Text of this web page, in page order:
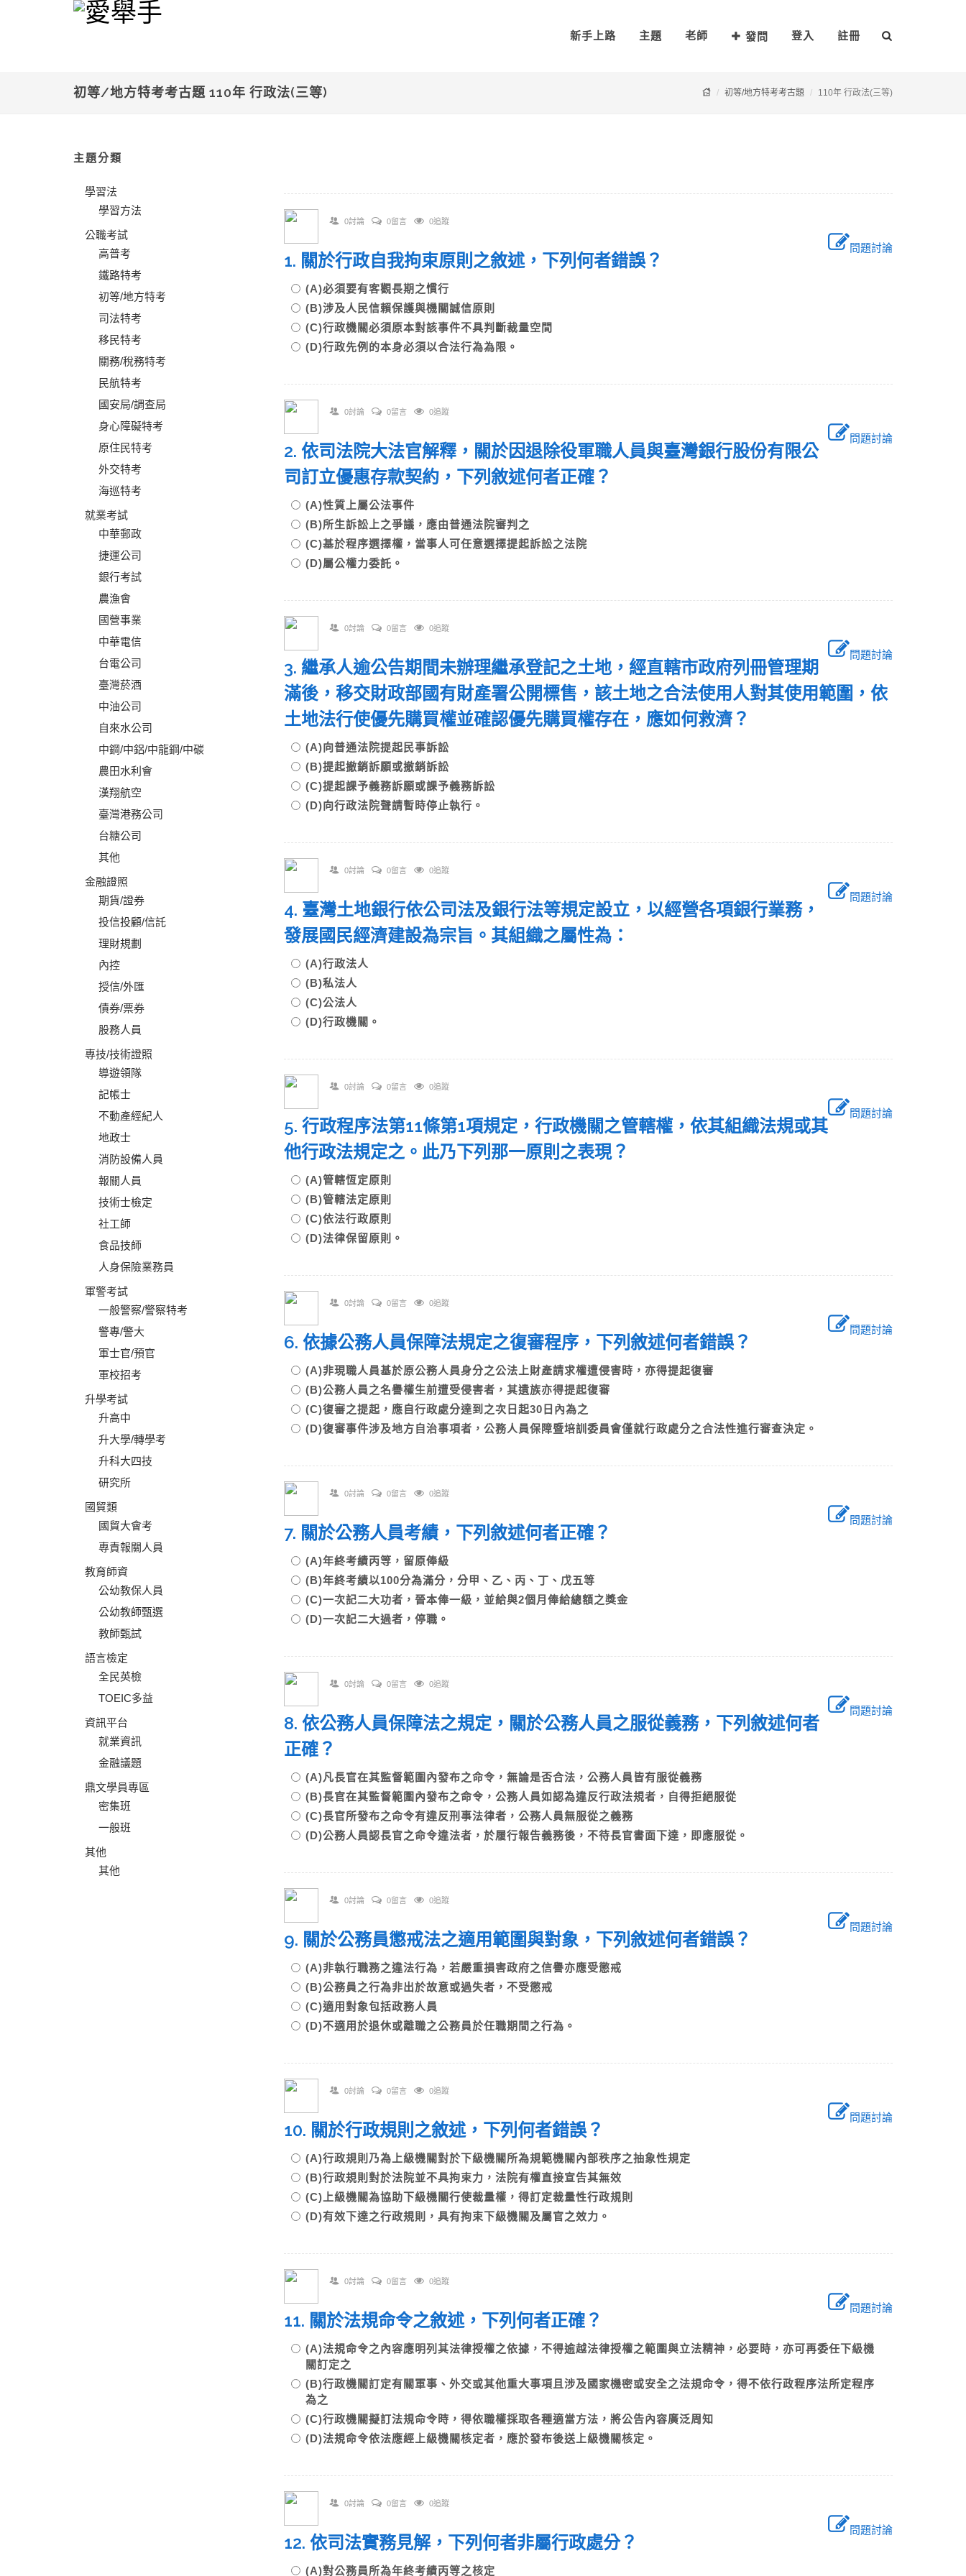
新手上路 主題 老師 發問 登入 註冊
初等/地方特考考古題 110年 行政法(三等) 初等/地方特考考古題 110年 行政法(三等)
主題分類
學習法
學習方法
公職考試
高普考
鐵路特考
初等/地方特考
司法特考
移民特考
關務/稅務特考
民航特考
國安局/調查局
身心障礙特考
原住民特考
外交特考
海巡特考
就業考試
中華郵政
捷運公司
銀行考試
農漁會
國營事業
中華電信
台電公司
臺灣菸酒
中油公司
自來水公司
中鋼/中鋁/中龍鋼/中碳
農田水利會
漢翔航空
臺灣港務公司
台糖公司
其他
金融證照
期貨/證券
投信投顧/信託
理財規劃
內控
授信/外匯
債券/票券
股務人員
專技/技術證照
導遊領隊
記帳士
不動產經紀人
地政士
消防設備人員
報關人員
技術士檢定
社工師
食品技師
人身保險業務員
軍警考試
一般警察/警察特考
警專/警大
軍士官/預官
軍校招考
升學考試
升高中
升大學/轉學考
升科大四技
研究所
國貿類
國貿大會考
專責報關人員
教育師資
公幼教保人員
公幼教師甄選
教師甄試
語言檢定
全民英檢
TOEIC多益
資訊平台
就業資訊
金融議題
鼎文學員專區
密集班
一般班
其他
其他
0討論 0留言 0追蹤
問題討論
1. 關於行政自我拘束原則之敘述，下列何者錯誤？
(A)必須要有客觀長期之慣行
(B)涉及人民信賴保護與機關誠信原則
(C)行政機關必須原本對該事件不具判斷裁量空間
(D)行政先例的本身必須以合法行為為限。
0討論 0留言 0追蹤
問題討論
2. 依司法院大法官解釋，關於因退除役軍職人員與臺灣銀行股份有限公
司訂立優惠存款契約，下列敘述何者正確？
(A)性質上屬公法事件
(B)所生訴訟上之爭議，應由普通法院審判之
(C)基於程序選擇權，當事人可任意選擇提起訴訟之法院
(D)屬公權力委託。
0討論 0留言 0追蹤
問題討論
3. 繼承人逾公告期間未辦理繼承登記之土地，經直轄市政府列冊管理期
滿後，移交財政部國有財產署公開標售，該土地之合法使用人對其使用範圍，依
土地法行使優先購買權並確認優先購買權存在，應如何救濟？
(A)向普通法院提起民事訴訟
(B)提起撤銷訴願或撤銷訴訟
(C)提起課予義務訴願或課予義務訴訟
(D)向行政法院聲請暫時停止執行。
0討論 0留言 0追蹤
問題討論
4. 臺灣土地銀行依公司法及銀行法等規定設立，以經營各項銀行業務，
發展國民經濟建設為宗旨。其組織之屬性為：
(A)行政法人
(B)私法人
(C)公法人
(D)行政機關。
0討論 0留言 0追蹤
問題討論
5. 行政程序法第11條第1項規定，行政機關之管轄權，依其組織法規或其
他行政法規定之。此乃下列那一原則之表現？
(A)管轄恆定原則
(B)管轄法定原則
(C)依法行政原則
(D)法律保留原則。
0討論 0留言 0追蹤
問題討論
6. 依據公務人員保障法規定之復審程序，下列敘述何者錯誤？
(A)非現職人員基於原公務人員身分之公法上財產請求權遭侵害時，亦得提起復審
(B)公務人員之名譽權生前遭受侵害者，其遺族亦得提起復審
(C)復審之提起，應自行政處分達到之次日起30日內為之
(D)復審事件涉及地方自治事項者，公務人員保障暨培訓委員會僅就行政處分之合法性進行審查決定。
0討論 0留言 0追蹤
問題討論
7. 關於公務人員考績，下列敘述何者正確？
(A)年終考績丙等，留原俸級
(B)年終考績以100分為滿分，分甲、乙、丙、丁、戊五等
(C)一次記二大功者，晉本俸一級，並給與2個月俸給總額之獎金
(D)一次記二大過者，停職。
0討論 0留言 0追蹤
問題討論
8. 依公務人員保障法之規定，關於公務人員之服從義務，下列敘述何者
正確？
(A)凡長官在其監督範圍內發布之命令，無論是否合法，公務人員皆有服從義務
(B)長官在其監督範圍內發布之命令，公務人員如認為違反行政法規者，自得拒絕服從
(C)長官所發布之命令有違反刑事法律者，公務人員無服從之義務
(D)公務人員認長官之命令違法者，於履行報告義務後，不待長官書面下達，即應服從。
0討論 0留言 0追蹤
問題討論
9. 關於公務員懲戒法之適用範圍與對象，下列敘述何者錯誤？
(A)非執行職務之違法行為，若嚴重損害政府之信譽亦應受懲戒
(B)公務員之行為非出於故意或過失者，不受懲戒
(C)適用對象包括政務人員
(D)不適用於退休或離職之公務員於任職期間之行為。
0討論 0留言 0追蹤
問題討論
10. 關於行政規則之敘述，下列何者錯誤？
(A)行政規則乃為上級機關對於下級機關所為規範機關內部秩序之抽象性規定
(B)行政規則對於法院並不具拘束力，法院有權直接宣告其無效
(C)上級機關為協助下級機關行使裁量權，得訂定裁量性行政規則
(D)有效下達之行政規則，具有拘束下級機關及屬官之效力。
0討論 0留言 0追蹤
問題討論
11. 關於法規命令之敘述，下列何者正確？
(A)法規命令之內容應明列其法律授權之依據，不得逾越法律授權之範圍與立法精神，必要時，亦可再委任下級機
關訂定之
(B)行政機關訂定有關軍事、外交或其他重大事項且涉及國家機密或安全之法規命令，得不依行政程序法所定程序
為之
(C)行政機關擬訂法規命令時，得依職權採取各種適當方法，將公告內容廣泛周知
(D)法規命令依法應經上級機關核定者，應於發布後送上級機關核定。
0討論 0留言 0追蹤
問題討論
12. 依司法實務見解，下列何者非屬行政處分？
(A)對公務員所為年終考績丙等之核定